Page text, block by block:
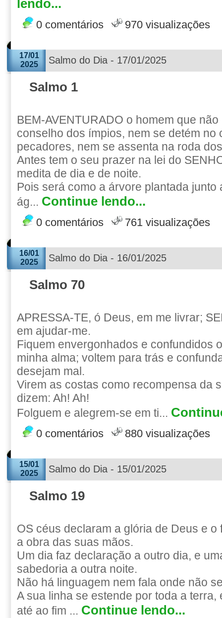
lendo...
0 comentários 970 visualizações
17/01
2025
Salmo do Dia - 17/01/2025
Salmo 1
BEM-AVENTURADO o homem que
conselho dos ímpios, nem se detém no
pecadores, nem se assenta na roda
Antes tem o seu prazer na lei do
medita de dia e de noite.
Pois será como a árvore plantada junto
ág... Continue lendo...
0 comentários 761 visualizações
16/01
2025
Salmo do Dia - 16/01/2025
Salmo 70
APRESSA-TE, ó Deus, em me livrar;
em ajudar-me.
Fiquem envergonhados e confundidos
minha alma; voltem para trás e
desejam mal.
Virem as costas como recompensa da
dizem: Ah! Ah!
Folguem e alegrem-se em ti...
0 comentários 880 visualizações
15/01
2025
Salmo do Dia - 15/01/2025
Salmo 19
OS céus declaram a glória de Deus e o
a obra das suas mãos.
Um dia faz declaração a outro dia, e
sabedoria a outra noite.
Não há linguagem nem fala onde não
A sua linha se estende por toda a
até ao fim ... Continue lendo...